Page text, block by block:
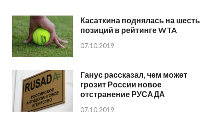
Касаткина поднялась на шесть
позиций в рейтинге WTA
07.10.2019
Ганус рассказал, чем может
грозит России новое
отстранение РУСАДА
07.10.2019